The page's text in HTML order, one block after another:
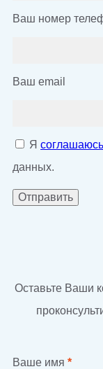
Ваш номер
Ваш email
Я соглашаюсь
данных.
Оставьте Ваши
Ваше имя *